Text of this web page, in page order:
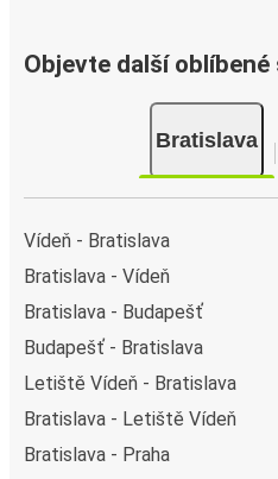
Objevte další oblíbené
Bratislava
Vídeň - Bratislava
Bratislava - Vídeň
Bratislava - Budapešť
Budapešť - Bratislava
Letiště Vídeň - Bratislava
Bratislava - Letiště Vídeň
Bratislava - Praha